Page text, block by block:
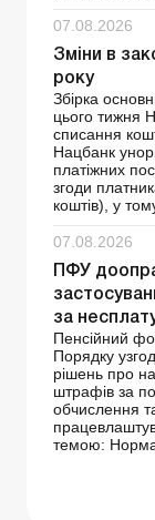
07.08.2026
Зміни в
року
Збірка
цього тижня
списання
Нацбанк
платіжних
згоди
коштів), у
07.08.2026
ПФУ
за
Пенсійний
Порядку
рішень про
штрафів за
обчислення
темою: